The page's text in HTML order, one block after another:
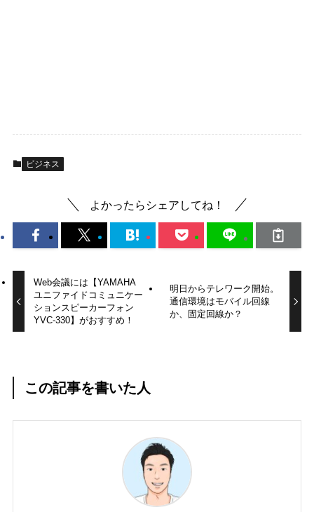
ビジネス
よかったらシェアしてね！
Web会議には【YAMAHA
ユニファイドコミュニケー
ションスピーカーフォン
YVC-330】がおすすめ！
明日からテレワーク開始。
通信環境はモバイル回線
か、固定回線か？
この記事を書いた人